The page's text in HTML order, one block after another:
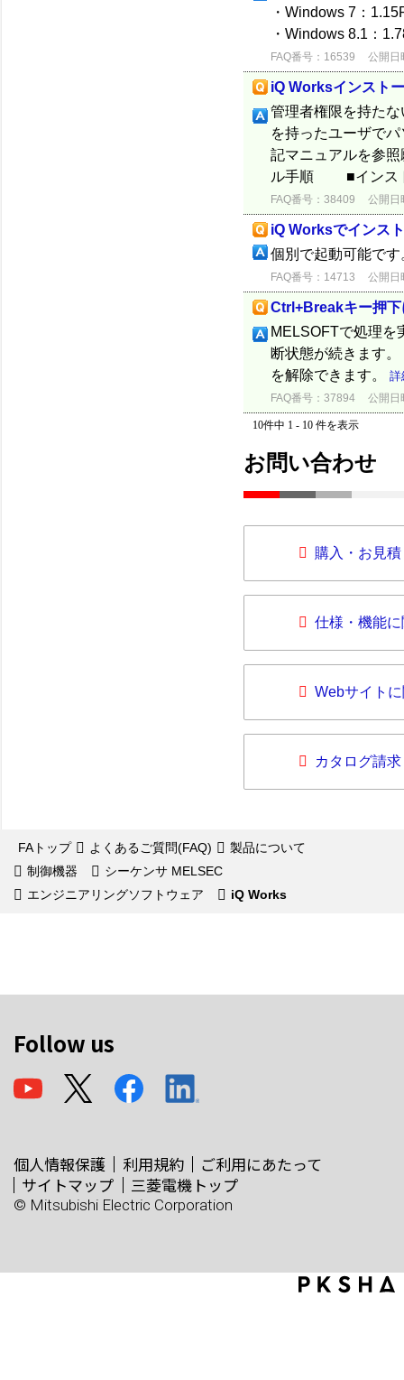
・Windows 7：
・Windows 8.1：
FAQ番号：16539 公開日
iQ Worksインスト
管理者権限を持た
を持ったユーザで
記マニュアルを参
ル手順 ■インス
FAQ番号：38409 公開日
iQ Worksでインス
個別で起動可能で
FAQ番号：14713 公開日
Ctrl+Breakキー押
MELSOFTで処理を
断状態が続きます
を解除できます。 詳
FAQ番号：37894 公開日
10件中 1 - 10 件を表示
お問い合わせ
購入・お見
仕様・機能
Webサイト
カタログ請求
FAトップ よくあるご質問(FAQ)
製品について
制御機器
シーケンサ MELSEC
エンジニアリングソフトウェア
iQ Works
Follow us
個人情報保護 利用規約
ご利用にあたって
サイトマップ
三菱電機トップ
© Mitsubishi Electric Corporation